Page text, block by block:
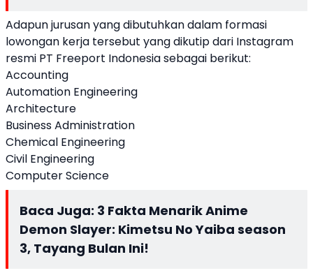
Adapun jurusan yang dibutuhkan dalam formasi
lowongan kerja tersebut yang dikutip dari Instagram
resmi PT Freeport Indonesia sebagai berikut:
Accounting
Automation Engineering
Architecture
Business Administration
Chemical Engineering
Civil Engineering
Computer Science
Baca Juga: 3 Fakta Menarik Anime
Demon Slayer: Kimetsu No Yaiba season
3, Tayang Bulan Ini!